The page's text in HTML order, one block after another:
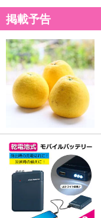
カート機能をご利用の場
ん。
発送日カレンダー
掲載予告